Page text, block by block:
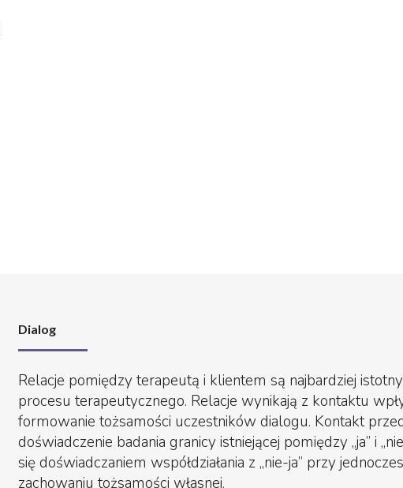
Dialog
Relacje pomiędzy terapeutą i klientem są najbardziej
procesu terapeutycznego. Relacje wynikają z kontaktu
formowanie tożsamości uczestników dialogu. Kontakt
doświadczenie badania granicy istniejącej pomiędzy „ja” i
się doświadczaniem współdziałania z „nie-ja” przy
zachowaniu tożsamości własnej.